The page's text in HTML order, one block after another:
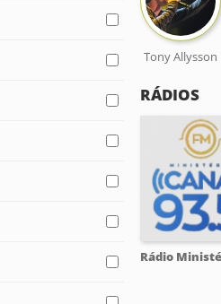
Tony Allysson
RÁDIOS